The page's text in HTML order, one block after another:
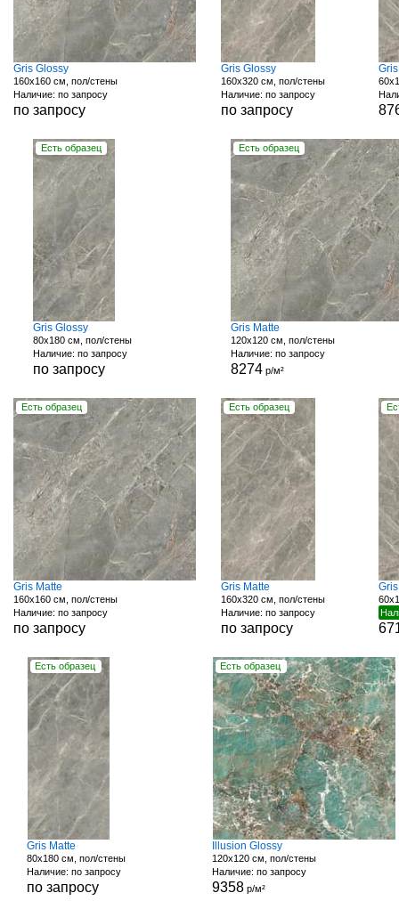
Gris Glossy
160x160 см, пол/стены
Наличие: по запросу
по запросу
Gris Glossy
160x320 см, пол/стены
Наличие: по запросу
по запросу
Есть образец
Gris Glossy
80x180 см, пол/стены
Наличие: по запросу
по запросу
Есть образец
Gris Matte
120x120 см, пол/стены
Наличие: по запросу
8274 р/м²
Есть образец
Gris Matte
160x160 см, пол/стены
Наличие: по запросу
по запросу
Есть образец
Gris Matte
160x320 см, пол/стены
Наличие: по запросу
по запросу
Есть образец
Gris Matte
80x180 см, пол/стены
Наличие: по запросу
по запросу
Есть образец
Illusion Glossy
120x120 см, пол/стены
Наличие: по запросу
9358 р/м²